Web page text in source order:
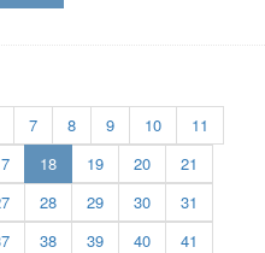
7 8 9 10
11
18(current)
19 20
21
28 29 30
31
38 39 40
41